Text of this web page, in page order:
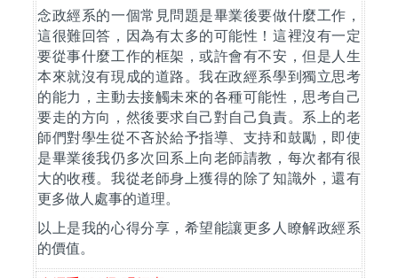
念政經系的一個常見問題是畢業後要做什麼工作，
這很難回答，因為有太多的可能性！這裡沒有一定
要從事什麼工作的框架，或許會有不安，但是人生
本來就沒有現成的道路。我在政經系學到獨立思考
的能力，主動去接觸未來的各種可能性，思考自己
要走的方向，然後要求自己對自己負責。系上的老
師們對學生從不吝於給予指導、支持和鼓勵，即使
是畢業後我仍多次回系上向老師請教，每次都有很
大的收穫。我從老師身上獲得的除了知識外，還有
更多做人處事的道理。
以上是我的心得分享，希望能讓更多人瞭解政經系
的價值。